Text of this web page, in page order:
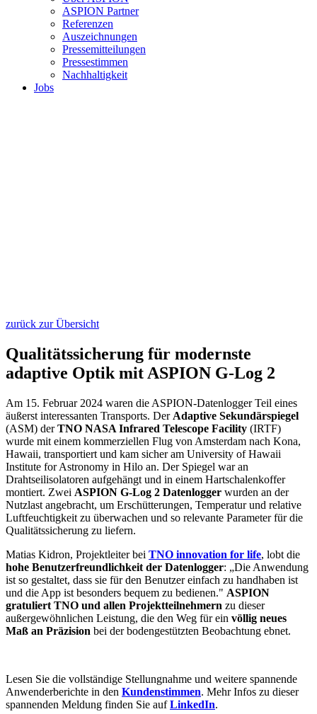
ASPION Partner
Referenzen
Auszeichnungen
Pressemitteilungen
Pressestimmen
Nachhaltigkeit
Jobs
zurück zur Übersicht
Qualitätssicherung für modernste
adaptive Optik mit ASPION G-Log 2
Am 15. Februar 2024 waren die ASPION-Datenlogger Teil eines
äußerst interessanten Transports. Der Adaptive Sekundärspiegel
(ASM) derTNO NASA Infrared Telescope Facility (IRTF)
wurde mit einem kommerziellen Flug von Amsterdam nach Kona,
Hawaii, transportiert und kam sicher am University of Hawaii
Institute for Astronomy in Hilo an. Der Spiegel war an
Drahtseilisolatoren aufgehängt und in einem Hartschalenkoffer
montiert. Zwei ASPION G-Log 2 Datenlogger wurden an der
Nutzlast angebracht, um Erschütterungen, Temperatur und relative
Luftfeuchtigkeit zu überwachen und so relevante Parameter für die
Qualitätssicherung zu liefern.
Matias Kidron, Projektleiter bei TNO innovation for life, lobt die
hohe Benutzerfreundlichkeit der Datenlogger: „Die Anwendung
ist so gestaltet, dass sie für den Benutzer einfach zu handhaben ist
und die App ist besonders bequem zu bedienen." ASPION
gratuliert TNO und allen Projektteilnehmern zu dieser
außergewöhnlichen Leistung, die den Weg für ein völlig neues
Maß an Präzision bei der bodengestützten Beobachtung ebnet.
Lesen Sie die vollständige Stellungnahme und weitere spannende
Anwenderberichte in den Kundenstimmen. Mehr Infos zu dieser
spannenden Meldung finden Sie aufLinkedIn.